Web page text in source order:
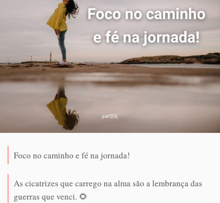
Foco no caminho e fé na jornada!
As cicatrizes que carrego na alma são a lembrança das
guerras que venci. 🌻